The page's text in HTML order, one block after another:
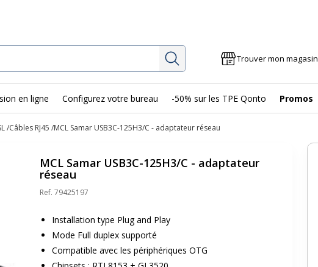
Rechercher Trouver mon magasin
en ligne Configurez votre bureau -50% sur les TPE Qonto Promos
Câbles RJ45 MCL Samar USB3C-125H3/C - adaptateur réseau
MCL Samar USB3C-125H3/C - adaptateur
réseau
Ref. 79425197
Installation type Plug and Play
Mode Full duplex supporté
Compatible avec les périphériques OTG